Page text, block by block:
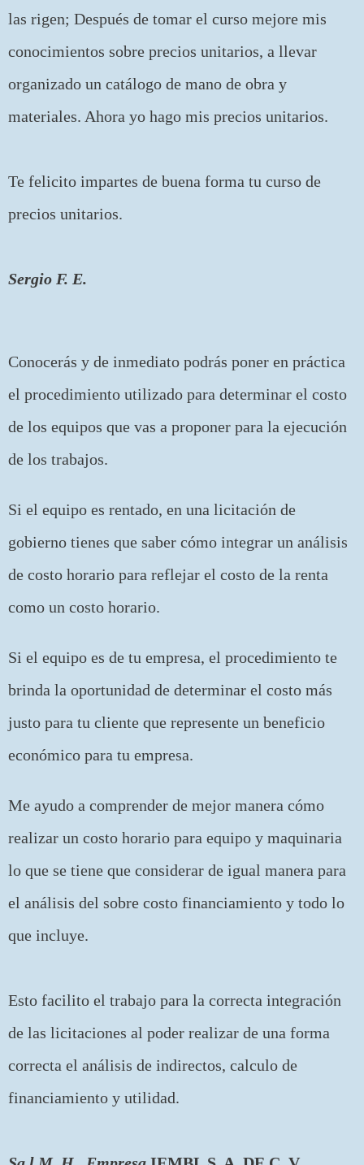
las rigen; Después de tomar el curso mejore mis
conocimientos sobre precios unitarios, a llevar
organizado un catálogo de mano de obra y
materiales. Ahora yo hago mis precios unitarios.
Te felicito impartes de buena forma tu curso de
precios unitarios.
Sergio F. E.
Conocerás y de inmediato podrás poner en práctica
el procedimiento utilizado para determinar el costo
de los equipos que vas a proponer para la ejecución
de los trabajos.
Si el equipo es rentado, en una licitación de
gobierno tienes que saber cómo integrar un análisis
de costo horario para reflejar el costo de la renta
como un costo horario.
Si el equipo es de tu empresa, el procedimiento te
brinda la oportunidad de determinar el costo más
justo para tu cliente que represente un beneficio
económico para tu empresa.
Me ayudo a comprender de mejor manera cómo
realizar un costo horario para equipo y maquinaria
lo que se tiene que considerar de igual manera para
el análisis del sobre costo financiamiento y todo lo
que incluye.
Esto facilito el trabajo para la correcta integración
de las licitaciones al poder realizar de una forma
correcta el análisis de indirectos, calculo de
financiamiento y utilidad.